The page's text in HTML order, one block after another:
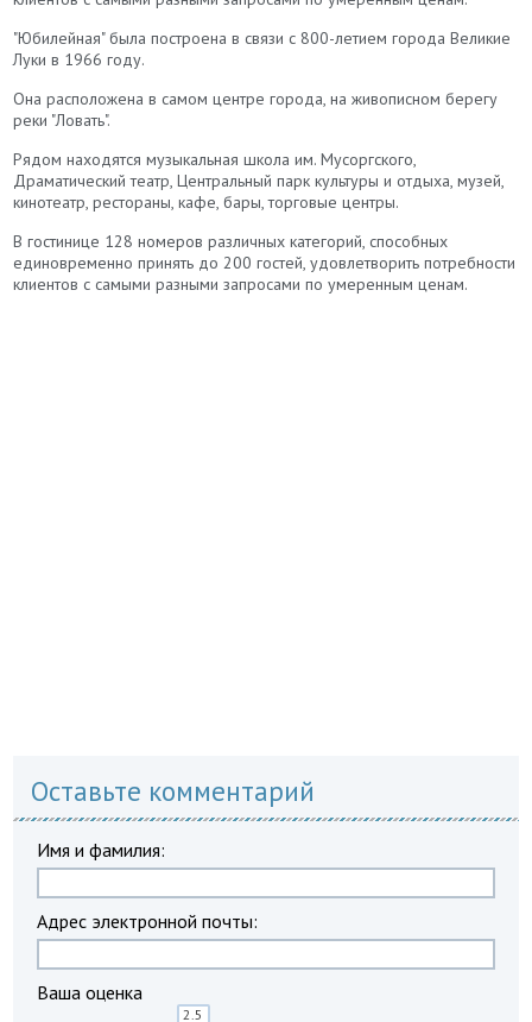
"Юбилейная" была построена в связи с 800-летием города Великие
Луки в 1966 году.
Она расположена в самом центре города, на живописном берегу
реки "Ловать".
Рядом находятся музыкальная школа им. Мусоргского,
Драматический театр, Центральный парк культуры и отдыха, музей,
кинотеатр, рестораны, кафе, бары, торговые центры.
В гостинице 128 номеров различных категорий, способных
единовременно принять до 200 гостей, удовлетворить потребности
клиентов с самыми разными запросами по умеренным ценам.
Оставьте комментарий
Имя и фамилия:
Адрес электронной почты:
Ваша оценка